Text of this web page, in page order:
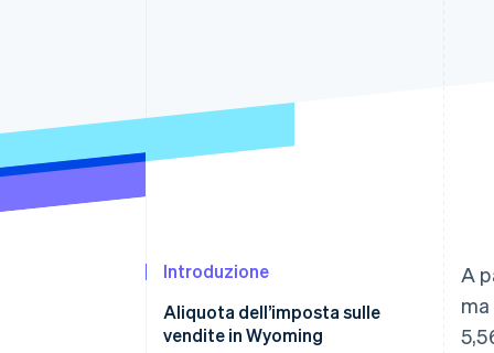
Introduzione
Aliquota dell’imposta sulle
vendite in Wyoming
A